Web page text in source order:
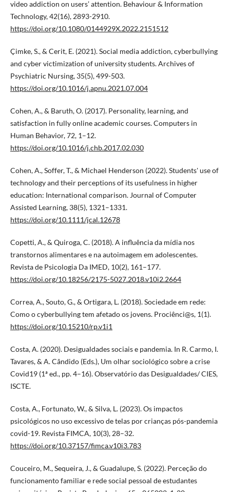
video addiction on users’ attention. Behaviour & Information
Technology, 42(16), 2893-2910.
https://doi.org/10.1080/0144929X.2022.2151512
Çimke, S., & Cerit, E. (2021). Social media addiction, cyberbullying
and cyber victimization of university students. Archives of
Psychiatric Nursing, 35(5), 499-503.
https://doi.org/10.1016/j.apnu.2021.07.004
Cohen, A., & Baruth, O. (2017). Personality, learning, and
satisfaction in fully online academic courses. Computers in
Human Behavior, 72, 1–12.
https://doi.org/10.1016/j.chb.2017.02.030
Cohen, A., Soffer, T., & Michael Henderson (2022). Students' use of
technology and their perceptions of its usefulness in higher
education: International comparison. Journal of Computer
Assisted Learning, 38(5), 1321–1331.
https://doi.org/10.1111/jcal.12678
Copetti, A., & Quiroga, C. (2018). A influência da mídia nos
transtornos alimentares e na autoimagem em adolescentes.
Revista de Psicologia Da IMED, 10(2), 161–177.
https://doi.org/10.18256/2175-5027.2018.v10i2.2664
Correa, A., Souto, G., & Ortigara, L. (2018). Sociedade em rede:
Como o cyberbullying tem afetado os jovens. Prociênci@s, 1(1).
https://doi.org/10.15210/rp.v1i1
Costa, A. (2020). Desigualdades sociais e pandemia. In R. Carmo, I.
Tavares, & A. Cândido (Eds.), Um olhar sociológico sobre a crise
Covid19 (1ª ed., pp. 4–16). Observatório das Desigualdades/ CIES,
ISCTE.
Costa, A., Fortunato, W., & Silva, L. (2023). Os impactos
psicológicos no uso excessivo de telas por crianças pós-pandemia
covid-19. Revista FIMCA, 10(3), 28–32.
https://doi.org/10.37157/fimca.v10i3.783
Couceiro, M., Sequeira, J., & Guadalupe, S. (2022). Perceção do
funcionamento familiar e rede social pessoal de estudantes